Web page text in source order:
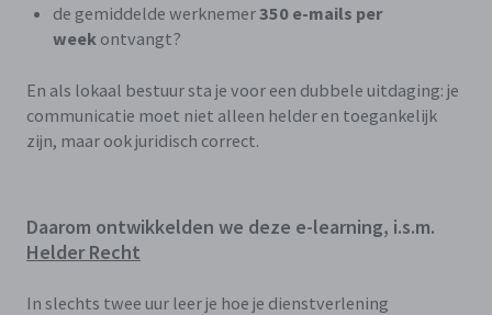
de gemiddelde werknemer350 e-mails per
week ontvangt?
En als lokaal bestuur sta je voor een dubbele uitdaging: je
communicatie moet niet alleen helder en toegankelijk
zijn, maar ook juridisch correct.
Daarom ontwikkelden we deze e-learning, i.s.m.
Helder Recht
In slechts twee uur leer je hoe je dienstverlening